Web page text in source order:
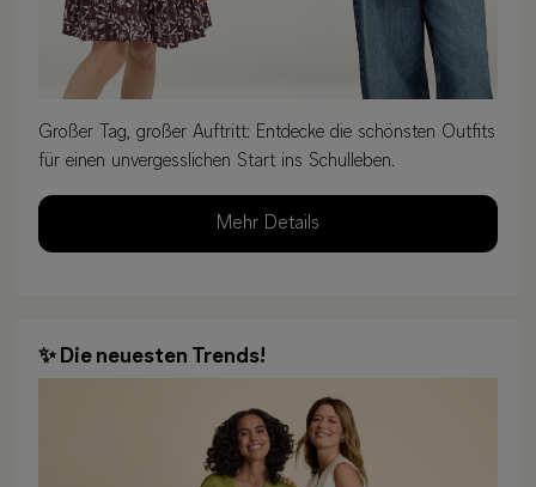
Großer Tag, großer Auftritt: Entdecke die schönsten Outfits
für einen unvergesslichen Start ins Schulleben.
Mehr Details
✨ Die neuesten Trends!